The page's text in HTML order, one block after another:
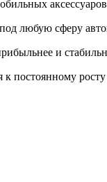
любую сферу
и